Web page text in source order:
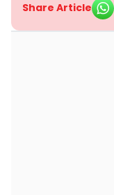
Share Article